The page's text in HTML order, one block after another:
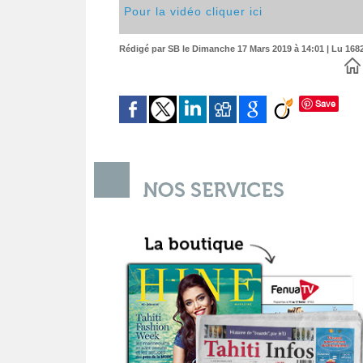
Pour la vidéo cliquer ici
Rédigé par SB le Dimanche 17 Mars 2019 à 14:01 | Lu
Save